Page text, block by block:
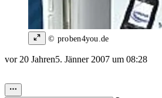
© proben4you.de
vor 20 Jahren5. Jänner 2007 um 08:28